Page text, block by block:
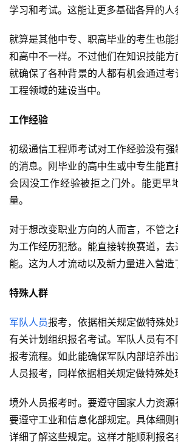
学习和考试。这能让更多基础各异的人
就算是其他中专、职高毕业的考生也
和高中不一样。不过他们在知识技能
就确保了各种背景的人都有机会通过
工程领域的建设当中。
工作经验
初级通信工程师考试对工作经验没有
的消息。刚毕业的高中生或中专生能
会因没工作经验被拒之门外。能更早
量。
对于想改变职业方向的人而言，不管
为工作经历犯愁。能直接转换赛道，
能。这为人才流动以及新力量进入营造
特殊人群
军队人员报考，依据相关规定做特殊
有关计划组织报名考试。军队人员有
报考流程。如此能确保军队内部培养
人员报考，同样依据相关规定做特殊处
境外人员报考时。要遵守国家人力资
要遵守工业和信息化部规定。具体细
详细了解这些规定。这样才能顺利报